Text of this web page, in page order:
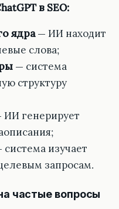
в SEO:
ядра— ИИ находит
слова;
— система
структуру
ИИ генерирует
система изучает
запросам.
частые вопросы